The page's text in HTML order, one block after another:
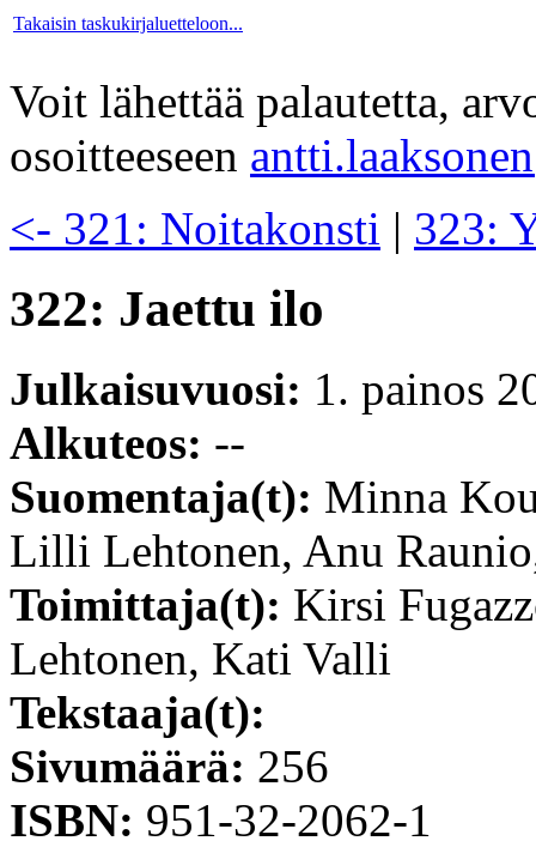
Takaisin taskukirjaluetteloon...
Voit lähettää palautetta,
osoitteeseen
<- 321: Noitakonsti | 323:
322: Jaettu ilo
Julkaisuvuosi: 1. painos
Alkuteos: --
Suomentaja(t): Minna
Lilli Lehtonen, Anu
Toimittaja(t): Kirsi
Lehtonen, Kati Valli
Tekstaaja(t):
Sivumäärä: 256
ISBN: 951-32-2062-1